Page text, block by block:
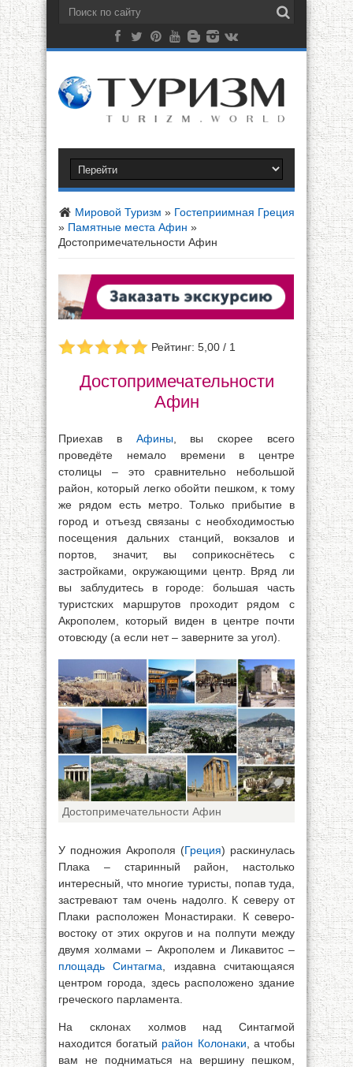
Мировой Туризм » Гостеприимная Греция
» Памятные места Афин »
Достопримечательности Афин
Рейтинг: 5,00 / 1
Достопримечательности
Афин
Приехав в Афины, вы скорее всего
проведёте немало времени в центре
столицы – это сравнительно небольшой
район, который легко обойти пешком, к тому
же рядом есть метро. Только прибытие в
город и отъезд связаны с необходимостью
посещения дальних станций, вокзалов и
портов, значит, вы соприкоснётесь с
застройками, окружающими центр. Вряд ли
вы заблудитесь в городе: большая часть
туристских маршрутов проходит рядом с
Акрополем, который виден в центре почти
отовсюду (а если нет – заверните за угол).
Достопримечательности Афин
У подножия Акрополя (Греция) раскинулась
Плака – старинный район, настолько
интересный, что многие туристы, попав туда,
застревают там очень надолго. К северу от
Плаки расположен Монастираки. К северо-
востоку от этих округов и на полпути между
двумя холмами – Акрополем и Ликавитос –
площадь Синтагма, издавна считающаяся
центром города, здесь расположено здание
греческого парламента.
На склонах холмов над Синтагмой
находится богатый район Колонаки, а чтобы
вам не подниматься на вершину пешком,